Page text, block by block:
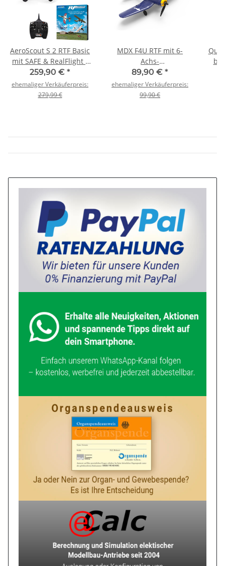
AeroScout S 2 RTF Basic
mit SAFE & RealFlight -
1095mm
259,90 € *
ehemaliger Verkäuferpreis:
279,99 €
MDX F4U RTF mit 6-
Achs-
Fluglagenstabilisierung -
400mm
89,90 € *
ehemaliger Verkäuferpreis:
99,90 €